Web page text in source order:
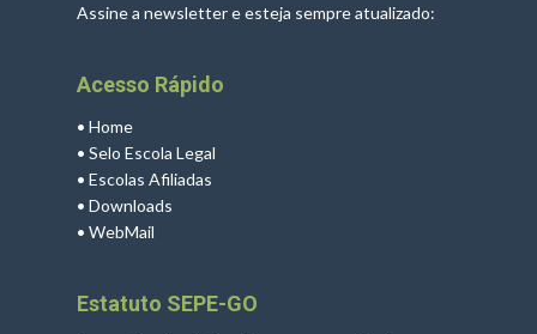
Assine a newsletter e esteja sempre atualizado:
Acesso Rápido
• Home
• Selo Escola Legal
• Escolas Afiliadas
• Downloads
• WebMail
Estatuto SEPE-GO